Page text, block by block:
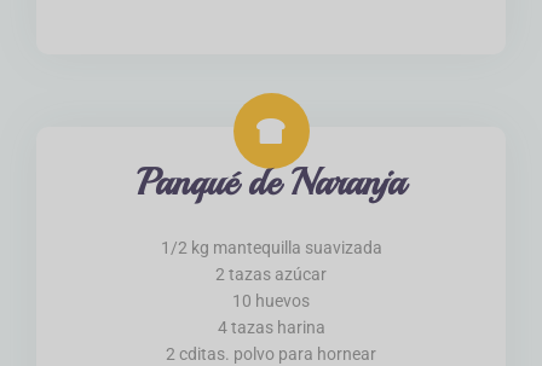
Panqué de Naranja
1/2 kg mantequilla suavizada
2 tazas azúcar
10 huevos
4 tazas harina
2 cditas. polvo para hornear